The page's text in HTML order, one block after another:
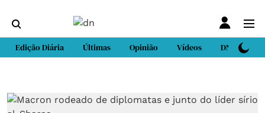
Edição Diária Últimas Opinião Vídeos DN Sport